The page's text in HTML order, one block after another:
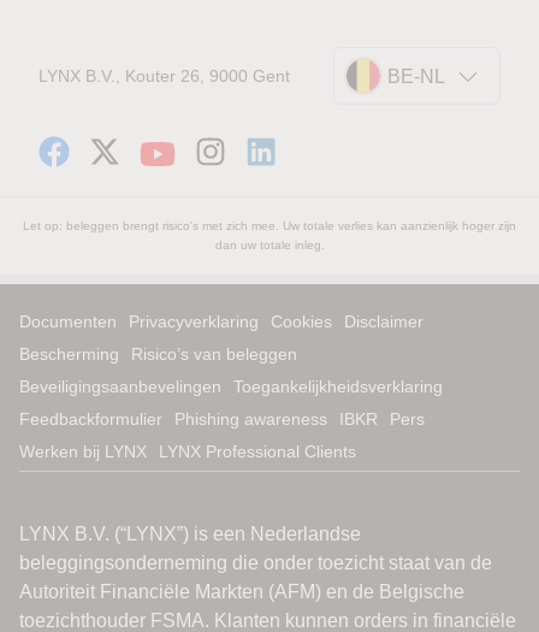
LYNX B.V., Kouter 26, 9000 Gent BE-NL
Let op: beleggen brengt risico's met zich mee. Uw totale verlies kan aanzienlijk hoger zijn
dan uw totale inleg.
Documenten Privacyverklaring Cookies
Disclaimer
Bescherming
Risico’s van beleggen
Beveiligingsaanbevelingen
Toegankelijkheidsverklaring
Feedbackformulier
Phishing awareness IBKR
Pers
Werken bij LYNX
LYNX Professional Clients